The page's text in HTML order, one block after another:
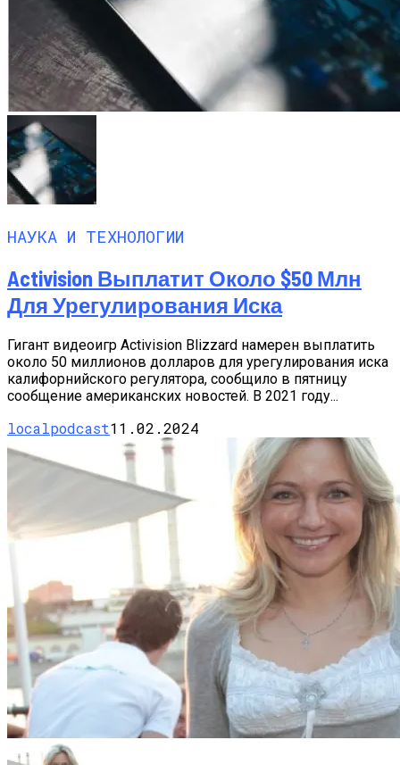
НАУКА И ТЕХНОЛОГИИ
Activision Выплатит Около $50 Млн
Для Урегулирования Иска
Гигант видеоигр Activision Blizzard намерен выплатить
около 50 миллионов долларов для урегулирования иска
калифорнийского регулятора, сообщило в пятницу
сообщение американских новостей. В 2021 году...
localpodcast11.02.2024